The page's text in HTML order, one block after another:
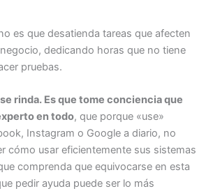
es que desatienda tareas que afecten
dedicando horas que no tiene
pruebas.
rinda. Es que tome conciencia que
en todo, que porque «use»
Instagram o Google a diario, no
cómo usar eficientemente sus sistemas
comprenda que equivocarse en esta
pedir ayuda puede ser lo más